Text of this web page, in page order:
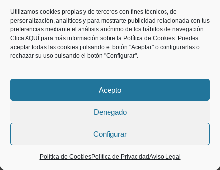
Utilizamos cookies propias y de terceros con fines técnicos, de
personalización, analíticos y para mostrarte publicidad relacionada con tus
preferencias mediante el análisis anónimo de los hábitos de navegación.
ClicaAQUÍ para más información sobre la Política de Cookies. Puedes
aceptar todas las cookies pulsando el botón "Aceptar" o configurarlas o
rechazar su uso pulsando el botón "Configurar".
Acepto
Denegado
Configurar
Política de CookiesPolítica de PrivacidadAviso Legal